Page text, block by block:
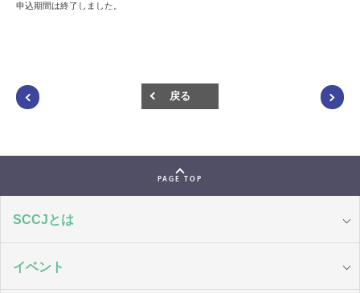
申込期間は終了しました。
戻る
PAGE TOP
SCCJとは
イベント